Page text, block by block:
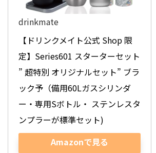
drinkmate
【ドリンクメイト公式 Shop 限
定】Series601 スターターセット
” 超特別 オリジナルセット” ブラ
ック予（備用60Lガスシリンダ
ー・専用Sボトル・ ステンレスタ
ンプラーが標準セット)
Amazonで見る